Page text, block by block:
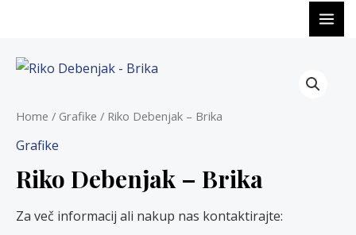
content
Home / Grafike / Riko Debenjak – Brika
Grafike
Riko Debenjak – Brika
Za več informacij ali nakup nas kontaktirajte: